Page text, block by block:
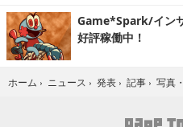
Game*Spark/イン
好評稼働中！
ホーム › ニュース › 発表 › 記事 › 写真